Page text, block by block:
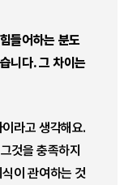
들어하는 분도
니다. 그 차이는
라고 생각해요.
것을 충족하지
이 관여하는 것